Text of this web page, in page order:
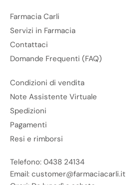
Farmacia Carli
Servizi in Farmacia
Contattaci
Domande Frequenti (FAQ)
Condizioni di vendita
Note Assistente Virtuale
Spedizioni
Pagamenti
Resi e rimborsi
Telefono: 0438 24134
Email: customer@farmaciacarli.it